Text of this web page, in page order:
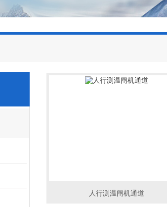
人行测温闸机通道